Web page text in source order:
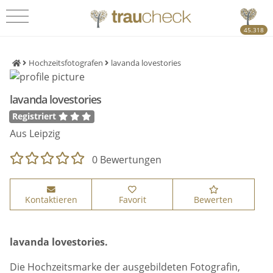
45.318
Hochzeitsfotografen lavanda lovestories
lavanda lovestories
Registriert
Aus Leipzig
0 Bewertungen
Kontaktieren Favorit Bewerten
lavanda lovestories.
Die Hochzeitsmarke der ausgebildeten Fotografin,